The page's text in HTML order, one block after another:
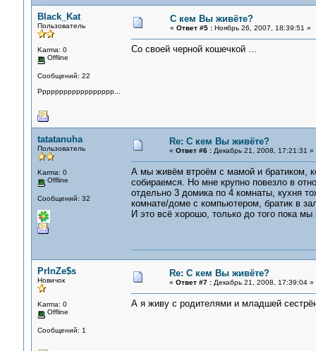
Black_Kat
Пользователь
Karma: 0
Offline
Сообщений: 22
Pppppppppppppppppp...
С кем Вы живёте?
« Ответ #5 :Ноябрь 26, 2007, 18:39:51 »
Со своей черной кошечкой ...
tatatanuha
Пользователь
Karma: 0
Offline
Сообщений: 32
Re: С кем Вы живёте?
« Ответ #6 :Декабрь 21, 2008, 17:21:31 »
А мы живём втроём с мамой и братиком,
собираемся. Но мне крупно повезло в
отдельно 3 домика по 4 комнаты, кухня
комнате/доме с компьютером, братик в
И это всё хорошо, только до того пока
PrInZe$s
Новичок
Karma: 0
Offline
Сообщений: 1
Re: С кем Вы живёте?
« Ответ #7 :Декабрь 21, 2008, 17:39:04 »
А я живу с родителями и младшей